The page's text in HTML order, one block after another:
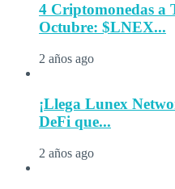
4 Criptomonedas a
Octubre: $LNEX...
2 años ago
¡Llega Lunex
DeFi que...
2 años ago